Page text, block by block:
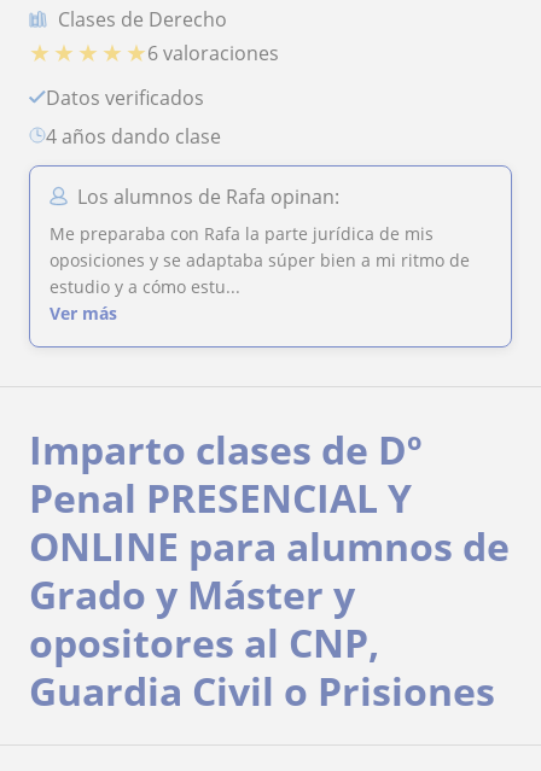
Clases de Derecho
★ ★ ★ ★ ★6 valoraciones
Datos verificados
4 años dando clase
Los alumnos de Rafa opinan:
Me preparaba con Rafa la parte jurídica de mis
oposiciones y se adaptaba súper bien a mi ritmo de
estudio y a cómo estu...
Ver más
Imparto clases de Dº
Penal PRESENCIAL Y
ONLINE para alumnos de
Grado y Máster y
opositores al CNP,
Guardia Civil o Prisiones